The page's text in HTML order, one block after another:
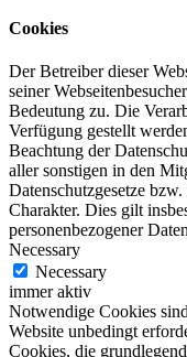
Cookies
Der Betreiber dieser
seiner
Bedeutung zu. Die
Verfügung gestellt
Beachtung der
aller sonstigen in den
Datenschutzgesetze
Charakter. Dies gilt
personenbezogener
Necessary
Necessary
immer aktiv
Notwendige Cookies
Website unbedingt
Cookies, die